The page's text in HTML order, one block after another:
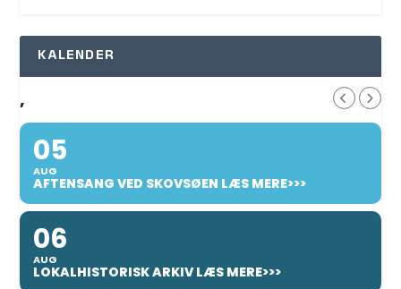
KALENDER
,
05
AUG
AFTENSANG VED SKOVSØEN LÆS MERE>>>
06
AUG
LOKALHISTORISK ARKIV LÆS MERE>>>